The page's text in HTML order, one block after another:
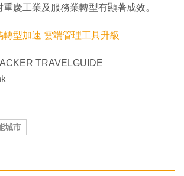
慶工業及服務業轉型有顯著成效。
轉型加速 雲端管理工具升級
TRAVELGUIDE
城市